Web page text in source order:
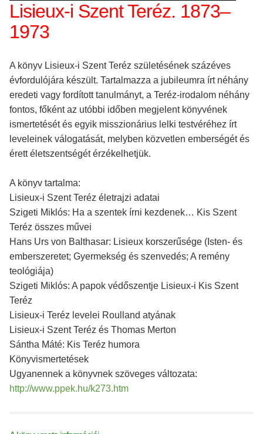
Lisieux-i Szent Teréz. 1873–
1973
A könyv Lisieux-i Szent Teréz születésének százéves
évfordulójára készült. Tartalmazza a jubileumra írt néhány
eredeti vagy fordított tanulmányt, a Teréz-irodalom néhány
fontos, főként az utóbbi időben megjelent könyvének
ismertetését és egyik misszionárius lelki testvéréhez írt
leveleinek válogatását, melyben közvetlen emberségét és
érett életszentségét érzékelhetjük.
A könyv tartalma:
Lisieux-i Szent Teréz életrajzi adatai
Szigeti Miklós: Ha a szentek írni kezdenek… Kis Szent
Teréz összes művei
Hans Urs von Balthasar: Lisieux korszerűsége (Isten- és
emberszeretet; Gyermekség és szenvedés; A remény
teológiája)
Szigeti Miklós: A papok védőszentje Lisieux-i Kis Szent
Teréz
Lisieux-i Teréz levelei Roulland atyának
Lisieux-i Szent Teréz és Thomas Merton
Sántha Máté: Kis Teréz humora
Könyvismertetések
Ugyanennek a könyvnek szöveges változata:
http://www.ppek.hu/k273.htm